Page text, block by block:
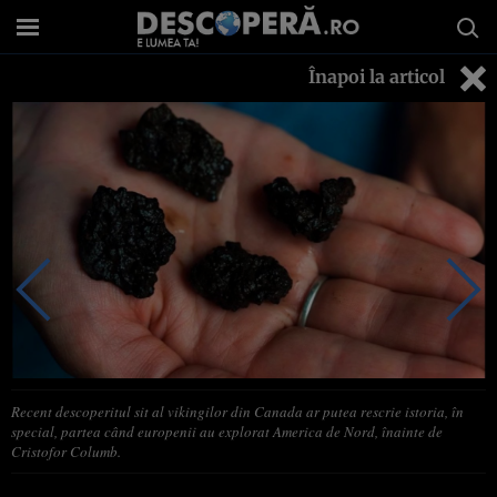
Înapoi la articol
Recent descoperitul sit al vikingilor din Canada ar putea rescrie istoria, în
special, partea când europenii au explorat America de Nord, înainte de
Cristofor Columb.